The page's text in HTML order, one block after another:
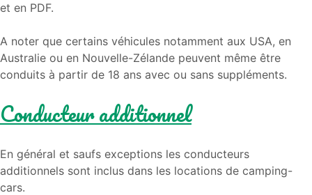
et en PDF.
A noter que certains véhicules notamment aux USA, en
Australie ou en Nouvelle-Zélande peuvent même être
conduits à partir de 18 ans avec ou sans suppléments.
Conducteur additionnel
En général et saufs exceptions les conducteurs
additionnels sont inclus dans les locations de camping-
cars.